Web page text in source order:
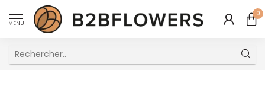
MENU
0